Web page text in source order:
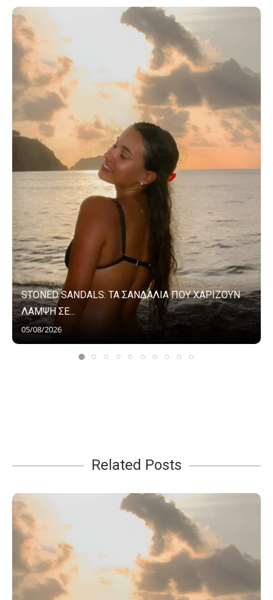
STONED SANDALS: ΤΑ ΣΑΝΔΑΛΙΑ ΠΟΥ ΧΑΡΙΖΟΥΝ
ΛΑΜΨΗ ΣΕ...
05/08/2026
Related Posts